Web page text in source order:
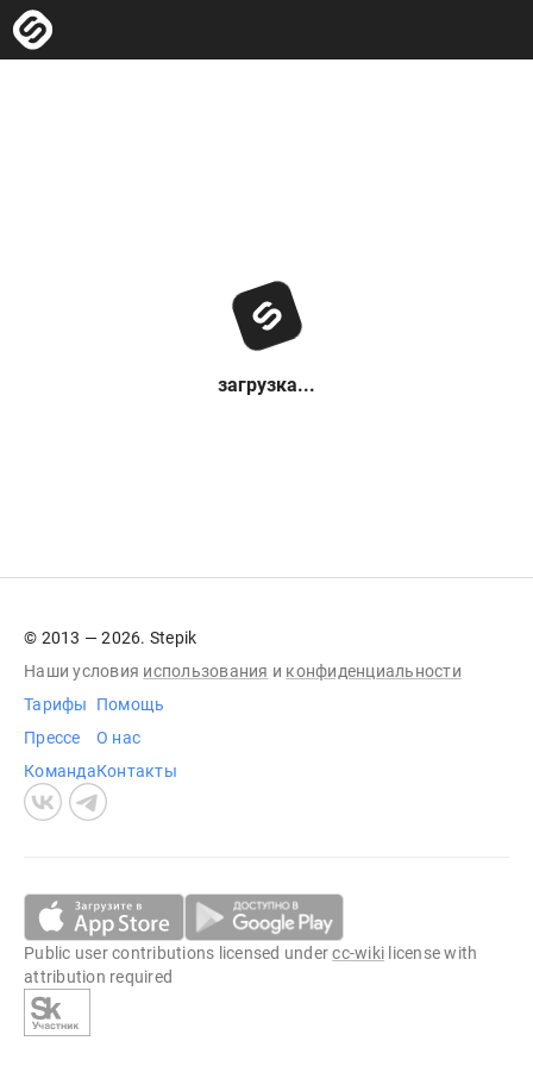
загрузка...
© 2013 — 2026. Stepik
Наши условия использования и конфиденциальности
Тарифы
Прессе
Команда
Помощь
О нас
Контакты
Public user contributions licensed undercc-wiki license with
attribution required